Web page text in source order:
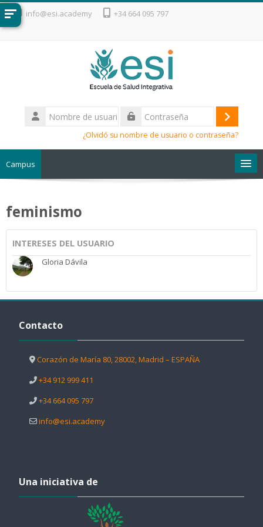
Salta al contenido principal
info@esi.academy +34 664 095 797
Nombre
de
Acceder
¿Olvidó su nombre de usuario o contraseña?
Campus
feminismo
INTERESES DEL USUARIO
Gloria Dávila
Contacto
Corazón de María 80, 28002, Madrid – ESPAÑA
+34 912 999 411
+34 664 095 797
info@esi.academy
Una iniciativa de